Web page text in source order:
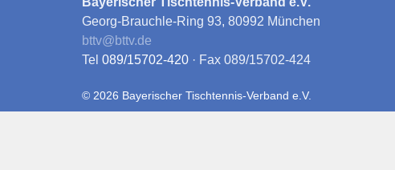
Georg-Brauchle-Ring 93, 80992 München
bttv@bttv.de
Tel 089/15702-420 · Fax 089/15702-424
© 2026 Bayerischer Tischtennis-Verband e.V.